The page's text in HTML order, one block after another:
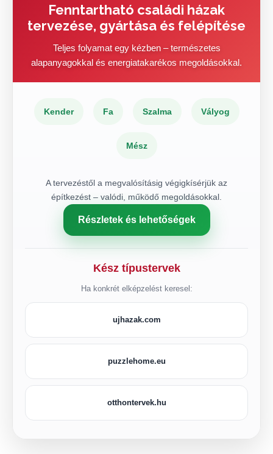
Fenntartható családi házak
tervezése, gyártása és felépítése
Teljes folyamat egy kézben – természetes
alapanyagokkal és energiatakarékos megoldásokkal.
Kender Fa Szalma Vályog
Mész
A tervezéstől a megvalósításig végigkísérjük az
építkezést – valódi, működő megoldásokkal.
Részletek és lehetőségek
Kész típustervek
Ha konkrét elképzelést keresel:
ujhazak.com
puzzlehome.eu
otthontervek.hu